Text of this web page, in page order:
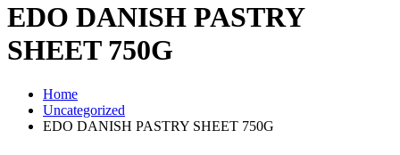
EDO DANISH PASTRY
SHEET 750G
Home
Uncategorized
EDO DANISH PASTRY SHEET 750G